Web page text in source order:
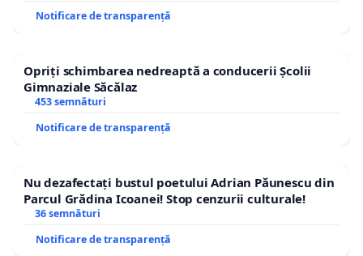
Notificare de transparență
Opriți schimbarea nedreaptă a conducerii Școlii
Gimnaziale Săcălaz
453 semnături
Notificare de transparență
Nu dezafectați bustul poetului Adrian Păunescu din
Parcul Grădina Icoanei! Stop cenzurii culturale!
36 semnături
Notificare de transparență